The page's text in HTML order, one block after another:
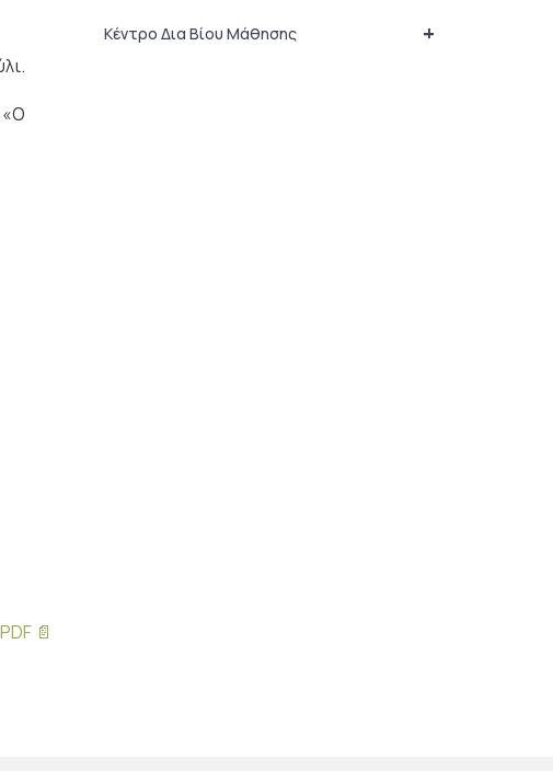
«Ο
PDF 📄
+
Κέντρο Δια Βίου Μάθησης